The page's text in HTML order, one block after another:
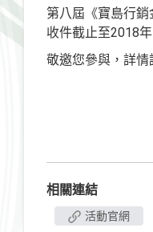
第八屆《寶島行
收件截止至2018
敬邀您參與，詳
相關連結
活動官網